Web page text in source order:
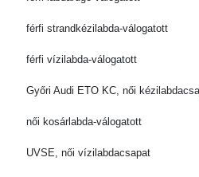
férfi strandkézilabda-válogatott
férfi vízilabda-válogatott
Győri Audi ETO KC, női
női kosárlabda-válogatott
UVSE, női vízilabdacsapat